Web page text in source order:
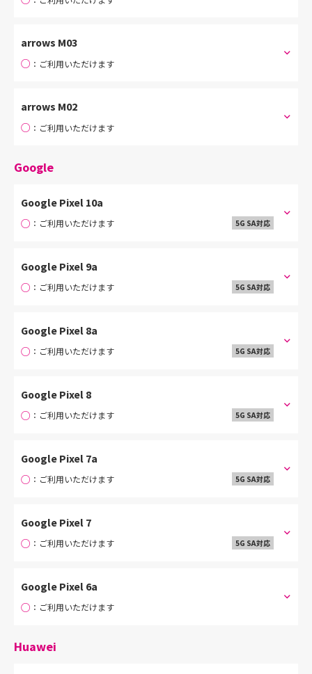
arrows M03
○ ：ご利用いただけます
arrows M02
○ ：ご利用いただけます
Google
Google Pixel 10a
○ ：ご利用いただけます 5G SA対応
Google Pixel 9a
○ ：ご利用いただけます 5G SA対応
Google Pixel 8a
○ ：ご利用いただけます 5G SA対応
Google Pixel 8
○ ：ご利用いただけます 5G SA対応
Google Pixel 7a
○ ：ご利用いただけます 5G SA対応
Google Pixel 7
○ ：ご利用いただけます 5G SA対応
Google Pixel 6a
○ ：ご利用いただけます
Huawei